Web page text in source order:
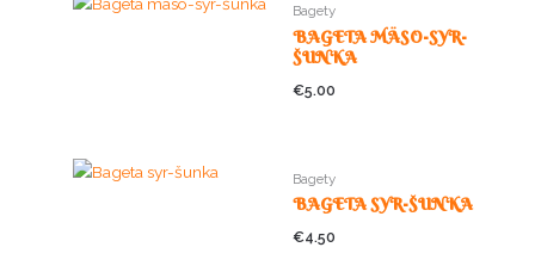
Bagety
BAGETA MÄSO-SYR-
ŠUNKA
€5.00
Bagety
BAGETA SYR-ŠUNKA
€4.50